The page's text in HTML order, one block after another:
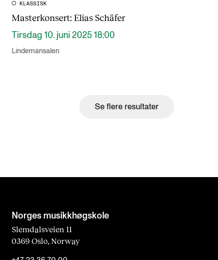
KLASSISK
Masterkonsert: Elias Schäfer
Tirsdag 10. juni 2025 18:00
Lindemansalen
Se flere resultater
Norges musikk­høgskole
Slemdalsveien 11
0369 Oslo, Norway